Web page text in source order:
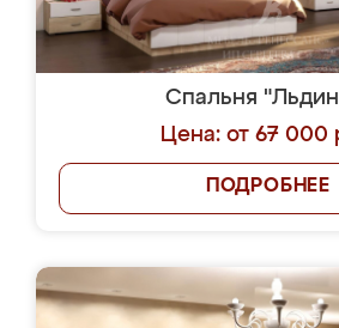
Спальня
Цена: от 67 000
ПОДРОБНЕЕ